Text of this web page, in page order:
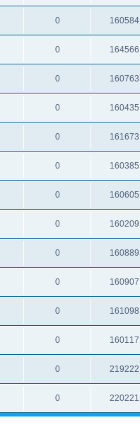
0 160584
0 164566
0 160763
0 160435
0 161673
0 160385
0 160605
0 160209
0 160889
0 160907
0 161098
0 160117
0 219222
0 220221